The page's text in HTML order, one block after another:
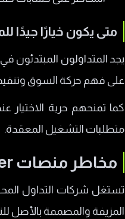
متى يكون خيارًا جيدًا
يجد المتداولون المبتدئون
على فهم حركة السوق
كما تمنحهم حرية الاختيار
متطلبات التشغيل المعقدة.
مخاطر منصات WebTrader الوهمية
تستغل شركات التداول
المزيفة والمصممة بالأصل